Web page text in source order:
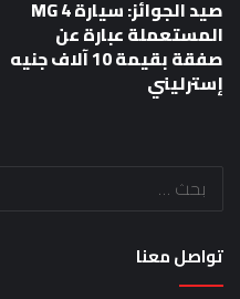
صيد الجوائز: سيارة MG 4
المستعملة عبارة عن
صفقة بقيمة 10 آلاف جنيه
إسترليني
تواصل معنا